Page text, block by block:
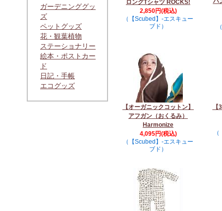
ガーデニンググッ
ズ
ペットグッズ
花・観葉植物
ステーショナリー
絵本・ポストカー
ド
日記・手帳
エコグッズ
ロングTシャツ ROCKS!
2,850円(税込)
（【Scubed】-エスキュー
ブド）
【オーガニックコットン】
アフガン（おくるみ）
Harmonize
4,095円(税込)
（【Scubed】-エスキュー
ブド）